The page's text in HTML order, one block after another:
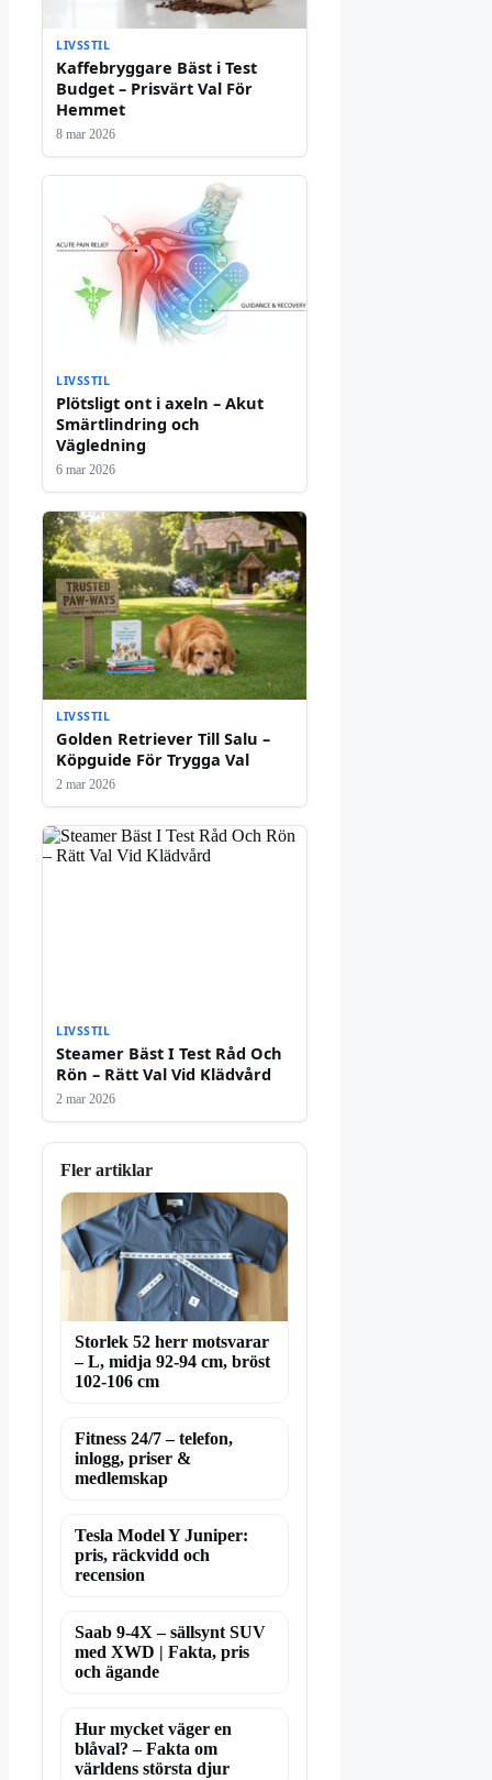
LIVSSTIL
Kaffebryggare Bäst i Test
Budget – Prisvärt Val För
Hemmet
8 mar 2026
LIVSSTIL
Plötsligt ont i axeln – Akut
Smärtlindring och
Vägledning
6 mar 2026
LIVSSTIL
Golden Retriever Till Salu –
Köpguide För Trygga Val
2 mar 2026
LIVSSTIL
Steamer Bäst I Test Råd Och
Rön – Rätt Val Vid Klädvård
2 mar 2026
Fler artiklar
Storlek 52 herr motsvarar
– L, midja 92-94 cm, bröst
102-106 cm
Fitness 24/7 – telefon,
inlogg, priser &
medlemskap
Tesla Model Y Juniper:
pris, räckvidd och
recension
Saab 9-4X – sällsynt SUV
med XWD | Fakta, pris
och ägande
Hur mycket väger en
blåval? – Fakta om
världens största djur